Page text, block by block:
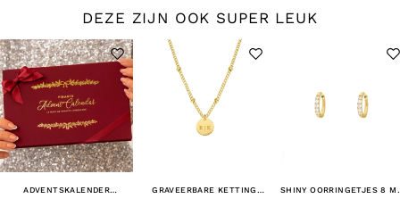
DEZE ZIJN OOK SUPER LEUK
ADVENTSKALENDER
GRAVEERBARE KETTING
SHINY OORRINGETJES 8